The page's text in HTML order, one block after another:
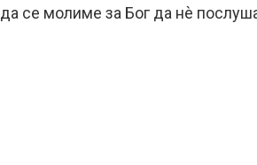
да се молиме за Бог да нѐ